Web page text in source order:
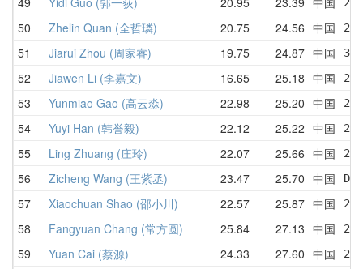
50 Zhelin Quan (全哲璘) 20.75 24.56 中国
51 Jiarui Zhou (周家睿) 19.75 24.87 中国
52 Jiawen Li (李嘉文) 16.65 25.18 中国
53 Yunmiao Gao (高云淼) 22.98 25.20 中国
54 Yuyi Han (韩誉毅) 22.12 25.22 中国
55 Ling Zhuang (庄玲) 22.07 25.66 中国
56 Zicheng Wang (王紫丞) 23.47 25.70 中国
57 Xiaochuan Shao (邵小川) 22.57 25.87 中国
58 Fangyuan Chang (常方圆) 25.84 27.13 中国
59 Yuan Cai (蔡源) 24.33 27.60 中国